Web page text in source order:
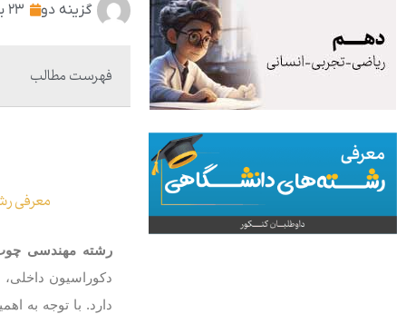
گزینه دو ۲۳ بهمن ۱۴۰۱
فهرست مطالب
معرفی
رشته مهندسی
دکوراسیون
دارد. با توجه به